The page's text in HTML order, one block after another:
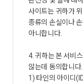
사이트는 귀하가
종류의 손실이나
아니합니다.
4. 귀하는 본 서비
않는데 동의합니다.
1) 타인의 아이디